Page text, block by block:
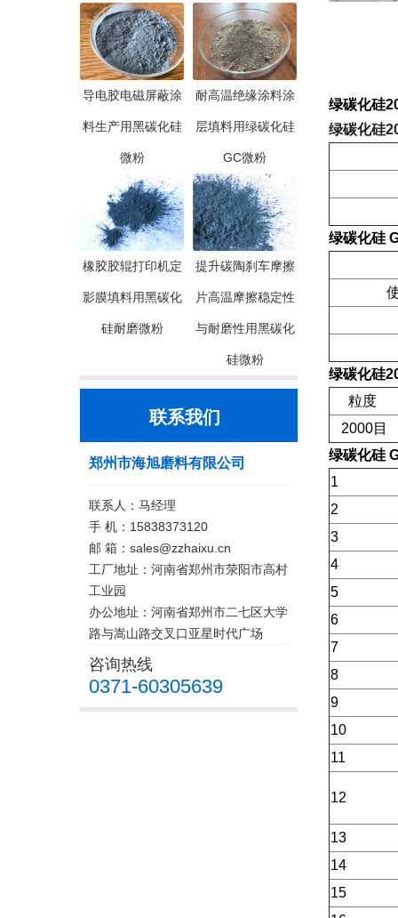
导电胶电磁屏蔽涂
料生产用黑碳化硅
微粉
耐高温绝缘涂料涂
层填料用绿碳化硅
GC微粉
橡胶胶辊打印机定
影膜填料用黑碳化
硅耐磨微粉
提升碳陶刹车摩擦
片高温摩擦稳定性
与耐磨性用黑碳化
硅微粉
联系我们
郑州市海旭磨料有限公司
联系人：马经理
手 机：15838373120
邮 箱：sales@zzhaixu.cn
工厂地址：河南省郑州市荥阳市高村
工业园
办公地址：河南省郑州市二七区大学
路与嵩山路交叉口亚星时代广场
咨询热线
0371-60305639
绿碳化硅
绿碳化硅
绿碳化硅
绿碳化硅
粒度
2000目
绿碳化硅
1
2
3
4
5
6
7
8
9
10
11
12
13
14
15